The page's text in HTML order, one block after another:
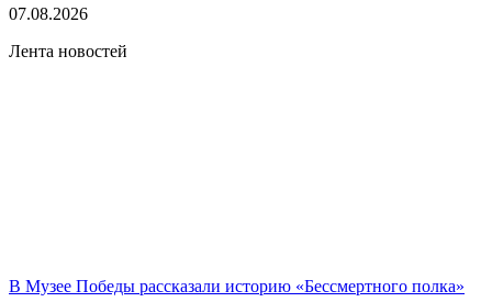
07.08.2026
Лента новостей
В Музее Победы рассказали историю «Бессмертного полка»